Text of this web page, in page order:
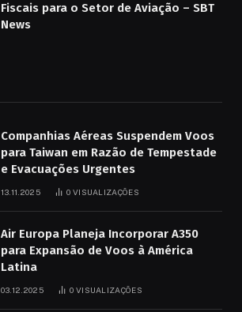
Fiscais para o Setor de Aviação – SBT
News
Companhias Aéreas Suspendem Voos
para Taiwan em Razão de Tempestade
e Evacuações Urgentes
13.11.2025 0 VISUALIZAÇÕES
Air Europa Planeja Incorporar A350
para Expansão de Voos à América
Latina
03.12.2025 0 VISUALIZAÇÕES